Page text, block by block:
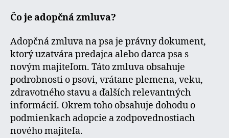
Čo je adopčná zmluva?
Adopčná zmluva na psa je právny dokument,
ktorý uzatvára predajca alebo darca psa s
novým majiteľom. Táto zmluva obsahuje
podrobnosti o psovi, vrátane plemena, veku,
zdravotného stavu a ďalších relevantných
informácií. Okrem toho obsahuje dohodu o
podmienkach adopcie a zodpovednostiach
nového majiteľa.